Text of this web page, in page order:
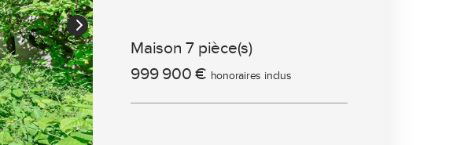
Maison 7 pièce(s)
999 900 € honoraires inclus